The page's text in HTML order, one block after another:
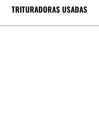
TRITURADORAS USADAS